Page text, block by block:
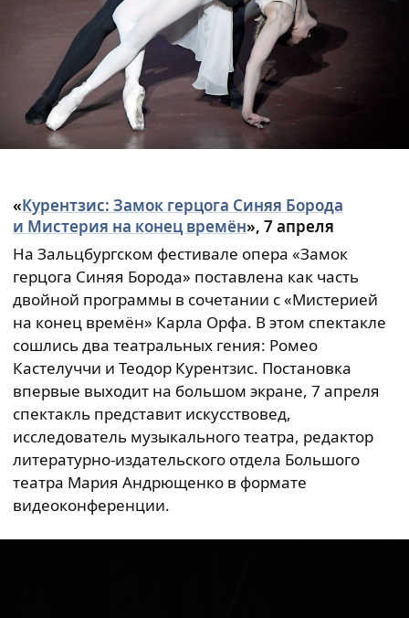
«Курентзис: Замок герцога Синяя Борода
и Мистерия на конец времён», 7 апреля
На Зальцбургском фестивале опера «Замок
герцога Синяя Борода» поставлена как часть
двойной программы в сочетании с «Мистерией
на конец времён» Карла Орфа. В этом спектакле
сошлись два театральных гения: Ромео
Кастелуччи и Теодор Курентзис. Постановка
впервые выходит на большом экране, 7 апреля
спектакль представит искусствовед,
исследователь музыкального театра, редактор
литературно-издательского отдела Большого
театра Мария Андрющенко в формате
видеоконференции.